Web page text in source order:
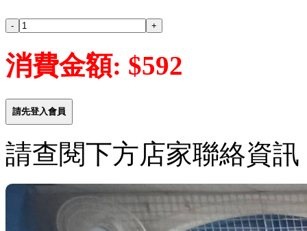
消費金額: $592
請先登入會員
請查閱下方店家聯絡資